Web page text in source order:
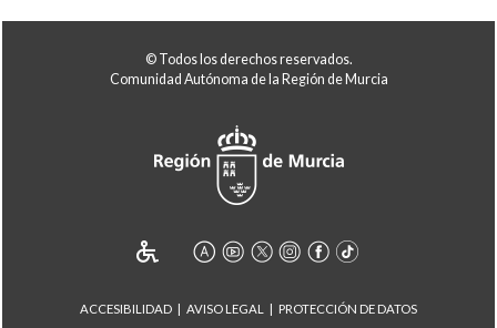
© Todos los derechos reservados.
Comunidad Autónoma de la Región de Murcia
ACCESIBILIDAD AVISO LEGAL PROTECCIÓN DE DATOS